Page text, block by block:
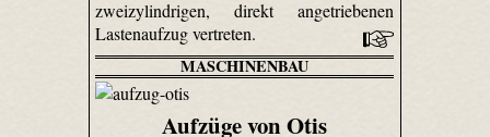
zweizylindrigen, direkt angetriebenen
Lastenaufzug vertreten.
MASCHINENBAU
Aufzüge von Otis